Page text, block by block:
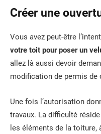
Créer une
Vous avez peut-être
votre toit pour poser un
allez là aussi devoir
modification de permis de
Une fois l’autorisation
travaux. La difficulté
les éléments de la